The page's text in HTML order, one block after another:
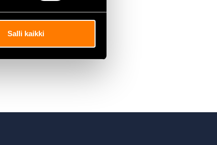
Salli kaikki
fyrkantinfattningar.